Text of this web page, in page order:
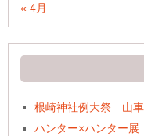
« 4月
根崎神社例大祭 山
ハンター×ハンター